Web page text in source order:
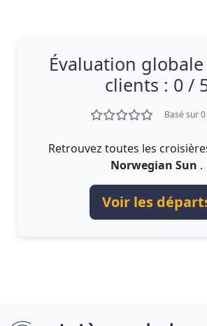
Évaluation
clients : 0 /
Basé sur
Retrouvez toutes les
Norwegian Sun .
Voir les